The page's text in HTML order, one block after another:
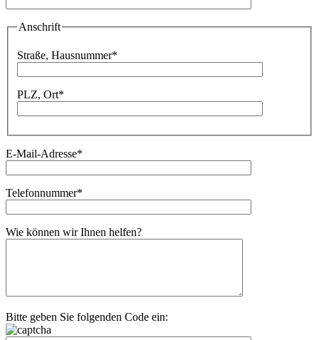
Bitte lassen Sie dieses Feld leer.
Anschrift
Straße, Hausnummer*
PLZ, Ort*
E-Mail-Adresse*
Telefonnummer*
Wie können wir Ihnen helfen?
Bitte geben Sie folgenden Code ein: